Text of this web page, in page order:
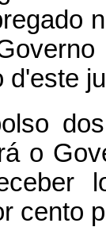
d'este
o
cento